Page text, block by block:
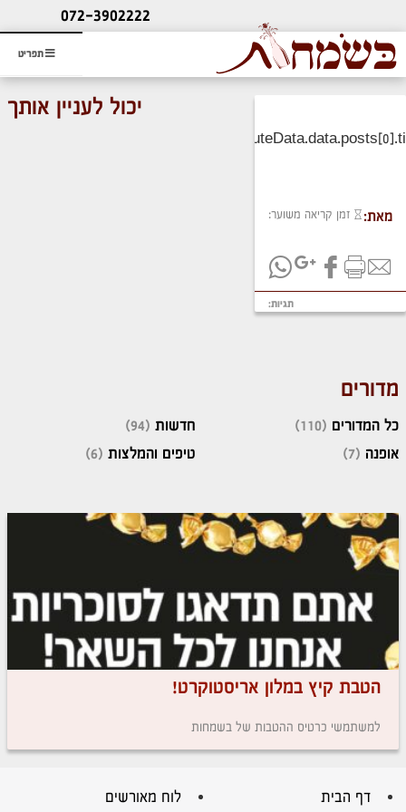
תפריט
ליעוץ חינם
והזמנת כרטיס שמחות
072-3902222
מאת: זמן קריאה משוער:
תגיות:
יכול לעניין אותך
מדורים
כל המדורים (110)
אופנה (7)
חדשות (94)
טיפים והמלצות (6)
הטבת קיץ במלון אריסטוקרט!
למשתמשי כרטיס ההטבות של בשמחות
דף הבית לוח מאורשים